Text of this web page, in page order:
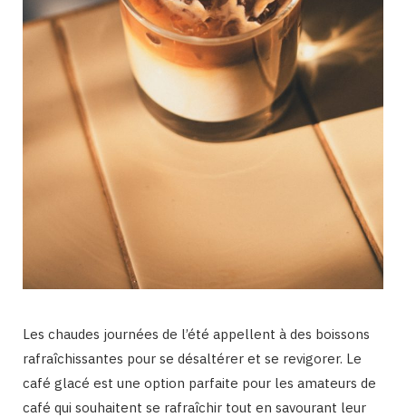
Les chaudes journées de l’été appellent à des boissons
rafraîchissantes pour se désaltérer et se revigorer. Le
café glacé est une option parfaite pour les amateurs de
café qui souhaitent se rafraîchir tout en savourant leur